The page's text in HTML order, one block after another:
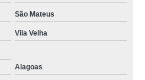
São Mateus
Vila Velha
Alagoas